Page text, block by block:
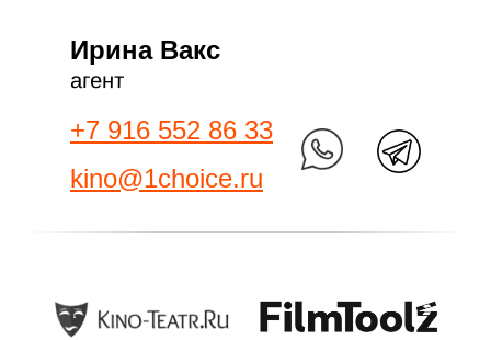
Ирина Вакс
+7 916 552 86 33
kino@1choice.ru
агент